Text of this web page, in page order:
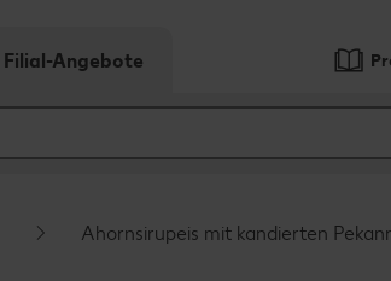
Filial-Angebote
Ahornsirupeis mit kandierten